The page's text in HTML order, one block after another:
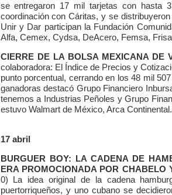
se entregaron 17 mil tarjetas con hasta
coordinación con Cáritas, y se
Unir y Dar participan la Fundación
Alfa, Cemex, Cydsa, DeAcero, Femsa,
CIERRE DE LA BOLSA MEXICANA DE
colaboradora: El Índice de Precios y
punto porcentual, cerrando en los 48 mil
ganadoras destacó Grupo Financiero
tenemos a Industrias Peñoles y Grupo
estuvo Walmart de México, Arca Continental.
17 abril
BURGUER BOY: LA CADENA DE
ERA PROMOCIONADA POR CHABELO
0) La idea original de la cadena
puertorriqueños, y uno cubano se